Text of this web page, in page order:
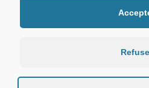
CABINET